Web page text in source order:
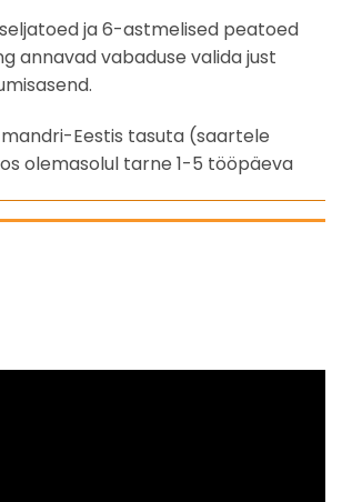
ja 6-astmelised peatoed
annavad vabaduse valida just
Eestis tasuta (saartele
olemasolul tarne 1-5 tööpäeva